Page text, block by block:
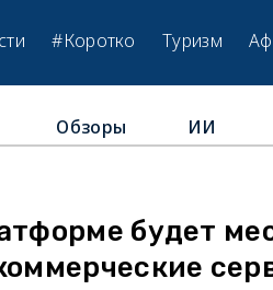
#Коротко Туризм
Обзоры ИИ
будет